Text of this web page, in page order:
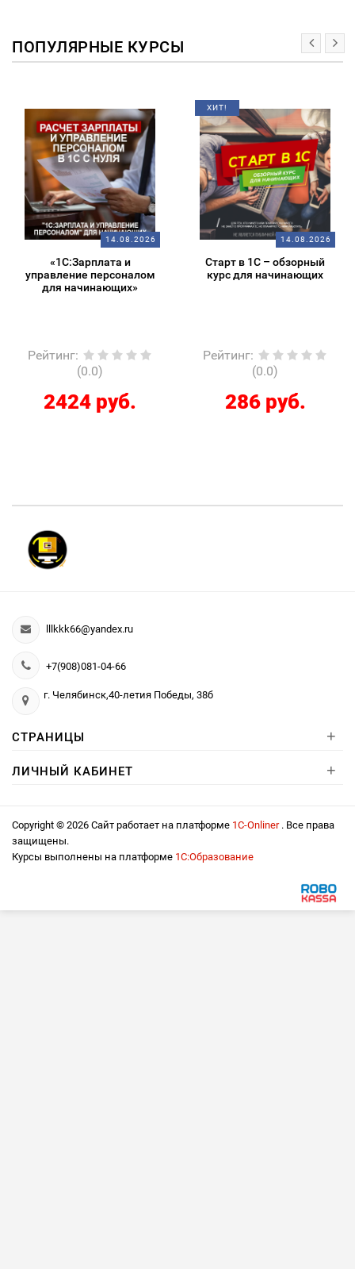
ПОПУЛЯРНЫЕ КУРСЫ
14.08.2026
«1С:Зарплата и
управление персоналом
для начинающих»
Рейтинг:
(0.0)
2424 руб.
ХИТ!
14.08.2026
Старт в 1С – обзорный
курс для начинающих
Рейтинг:
(0.0)
286 руб.
lllkkk66@yandex.ru
+7(908)081-04-66
г. Челябинск,40-летия Победы, 38б
СТРАНИЦЫ +
ЛИЧНЫЙ КАБИНЕТ +
Copyright © 2026 Сайт работает на платформе 1С-Onliner . Все права
защищены.
Курсы выполнены на платформе 1С:Образование